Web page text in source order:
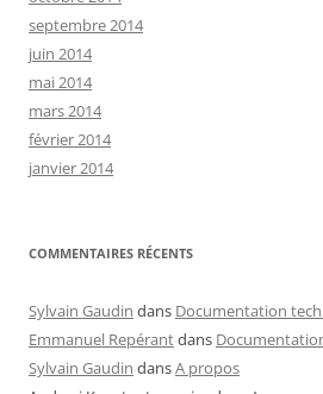
septembre 2014
juin 2014
mai 2014
mars 2014
février 2014
janvier 2014
COMMENTAIRES RÉCENTS
Sylvain Gaudin dans Documentation
Emmanuel Repérantdans
Sylvain Gaudin dansA propos